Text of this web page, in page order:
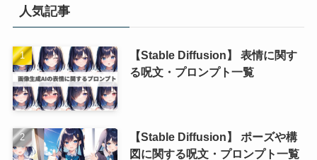
人気記事
【Stable Diffusion】 表情に関す
る呪文・プロンプト一覧
【Stable Diffusion】 ポーズや構
図に関する呪文・プロンプト一覧